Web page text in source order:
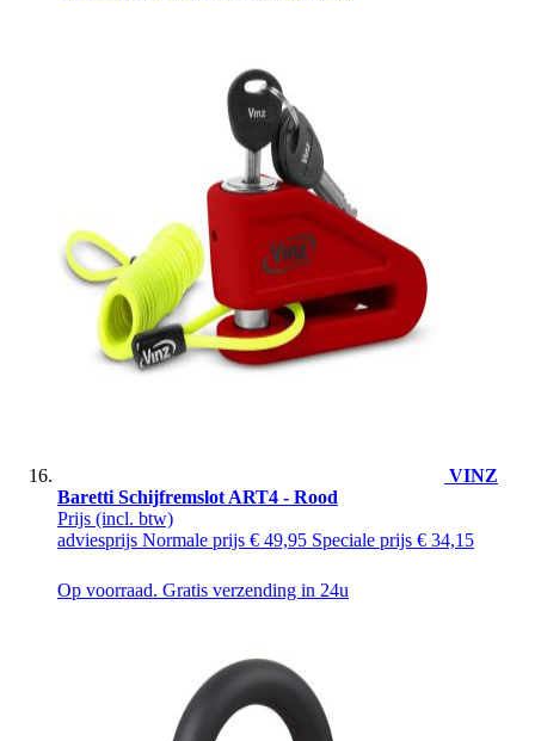
VINZ
Baretti Schijfremslot ART4 - Rood
Prijs (incl. btw)
adviesprijs Normale prijs € 49,95 Speciale prijs € 34,15
Op voorraad. Gratis verzending in 24u